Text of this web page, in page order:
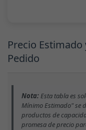
Precio
Pedido
Nota:Esta tabla es
Mínimo Estimado" se
productos de
promesa de precio